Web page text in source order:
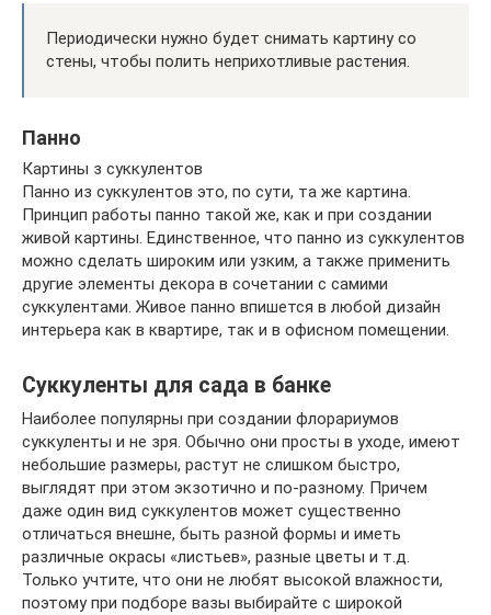
Периодически нужно будет снимать картину со
стены, чтобы полить неприхотливые растения.
Панно
Картины з суккулентов
Панно из суккулентов это, по сути, та же картина.
Принцип работы панно такой же, как и при создании
живой картины. Единственное, что панно из суккулентов
можно сделать широким или узким, а также применить
другие элементы декора в сочетании с самими
суккулентами. Живое панно впишется в любой дизайн
интерьера как в квартире, так и в офисном помещении.
Суккуленты для сада в банке
Наиболее популярны при создании флорариумов
суккуленты и не зря. Обычно они просты в уходе, имеют
небольшие размеры, растут не слишком быстро,
выглядят при этом экзотично и по-разному. Причем
даже один вид суккулентов может существенно
отличаться внешне, быть разной формы и иметь
различные окрасы «листьев», разные цветы и т.д.
Только учтите, что они не любят высокой влажности,
поэтому при подборе вазы выбирайте с широкой